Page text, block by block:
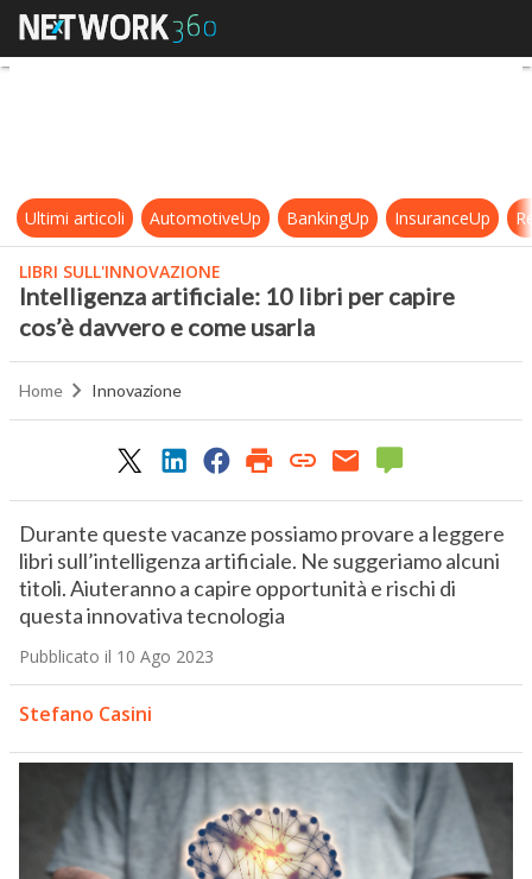
Intelligenza artificiale: 10 libri per
Ultimi articoli AutomotiveUp BankingUp InsuranceUp
LIBRI SULL'INNOVAZIONE
Intelligenza artificiale: 10 libri per capire
cos’è davvero e come usarla
Home Innovazione
Durante queste vacanze possiamo provare a leggere
libri sull’intelligenza artificiale. Ne suggeriamo alcuni
titoli. Aiuteranno a capire opportunità e rischi di
questa innovativa tecnologia
Pubblicato il 10 Ago 2023
Stefano Casini